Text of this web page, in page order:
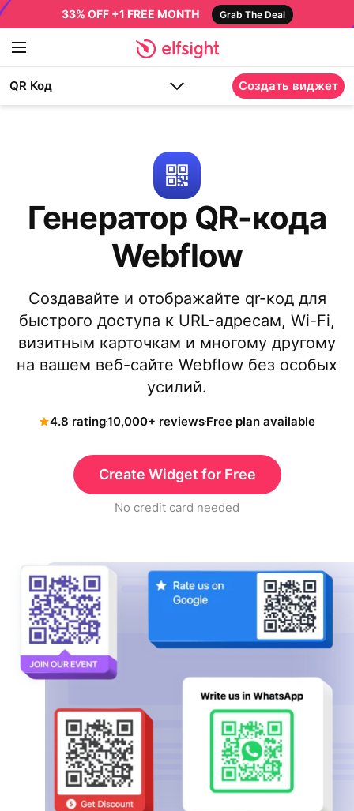
33% OFF +1 FREE MONTH Grab The Deal
QR Код Создать виджет
Генератор QR-кода
Webflow
Создавайте и отображайте qr-код для
быстрого доступа к URL-адресам, Wi-Fi,
визитным карточкам и многому другому
на вашем веб-сайте Webflow без особых
усилий.
4.8 rating10,000+ reviewsFree plan available
Create Widget for Free
No credit card needed